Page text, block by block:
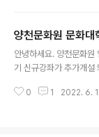
다. 신규강좌는 상시접
현재 수업 참여 가능하
요가는 4분기 개강 예정
화예술 향유 기회를 확대
양천문화원 문화대
안녕하세요. 양천문화
기 신규강좌가 추가개설
집」, 미술 심화과정인 「
0 1 2022. 6.